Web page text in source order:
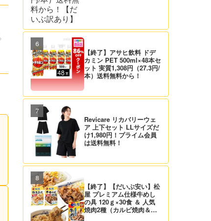
【終了】アサヒ飲料 ドデ
カミン PET 500ml×48本セ
ット 実質1,308円（27.3円/
本）送料無料から！
Revicare リカバリーウェ
ア 上下セット LLサイズだ
け1,980円！プライム会員
は送料無料！
【終了】【だいぶ安い】松
屋 プレミアム仕様牛めし
の具 120ｇ×30食 ＆ 人気
焼肉2種（カルビ焼肉＆生